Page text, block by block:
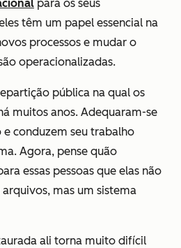
para os seus
têm um papel essencial na
processos e mudar o
operacionalizadas.
pública na qual os
muitos anos. Adequaram-se
conduzem seu trabalho
Agora, pense quão
essas pessoas que elas não
mas um sistema
ali torna muito difícil